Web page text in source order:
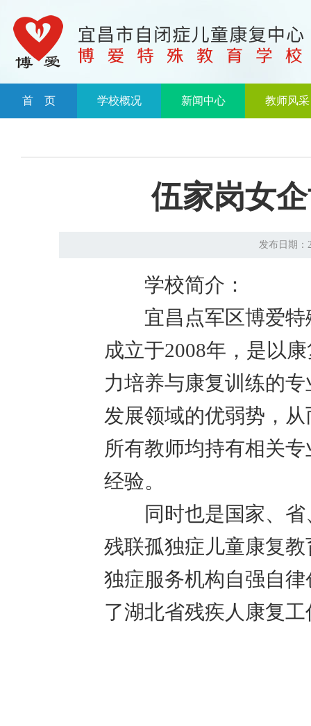
首 页 学校概况 新闻中心 教师风采
伍家岗女
发布日期：
学校简介：
宜昌点军区博爱特
成立于2008年，是以
力培养与康复训练的
发展领域的优弱势，
所有教师均持有相关
经验。
同时也是国家、省
残联孤独症儿童康复
独症服务机构自强自
了湖北省残疾人康复